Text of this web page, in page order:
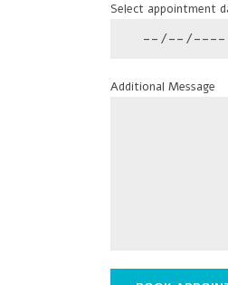
Select appointment
Additional Message